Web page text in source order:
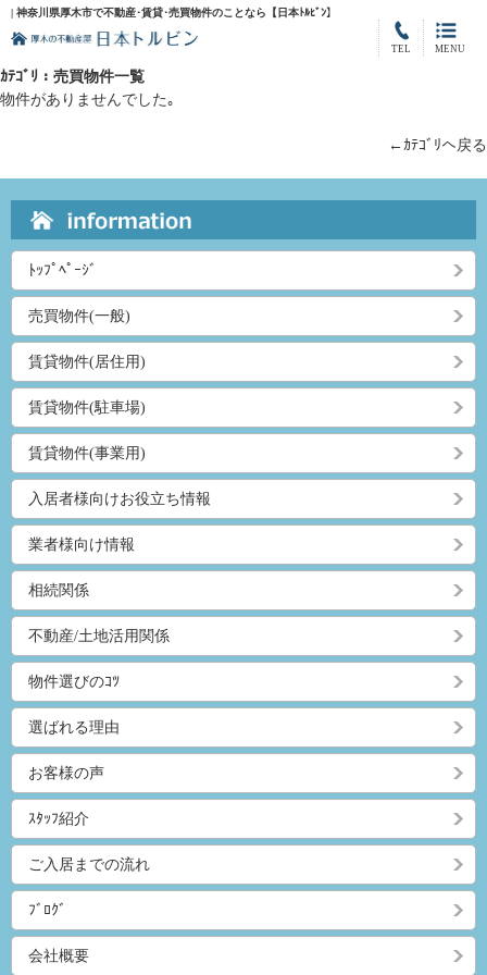
| 神奈川県厚木市で不動産･賃貸･売買物件のことなら【日本ﾄﾙﾋﾞﾝ】
MENU
TEL
ｶﾃｺﾞﾘ：売買物件一覧
物件がありませんでした｡
←ｶﾃｺﾞﾘへ戻る
ﾄｯﾌﾟﾍﾟｰｼﾞ
売買物件(一般)
賃貸物件(居住用)
賃貸物件(駐車場)
賃貸物件(事業用)
入居者様向けお役立ち情報
業者様向け情報
相続関係
不動産/土地活用関係
物件選びのｺﾂ
選ばれる理由
お客様の声
ｽﾀｯﾌ紹介
ご入居までの流れ
ﾌﾞﾛｸﾞ
会社概要